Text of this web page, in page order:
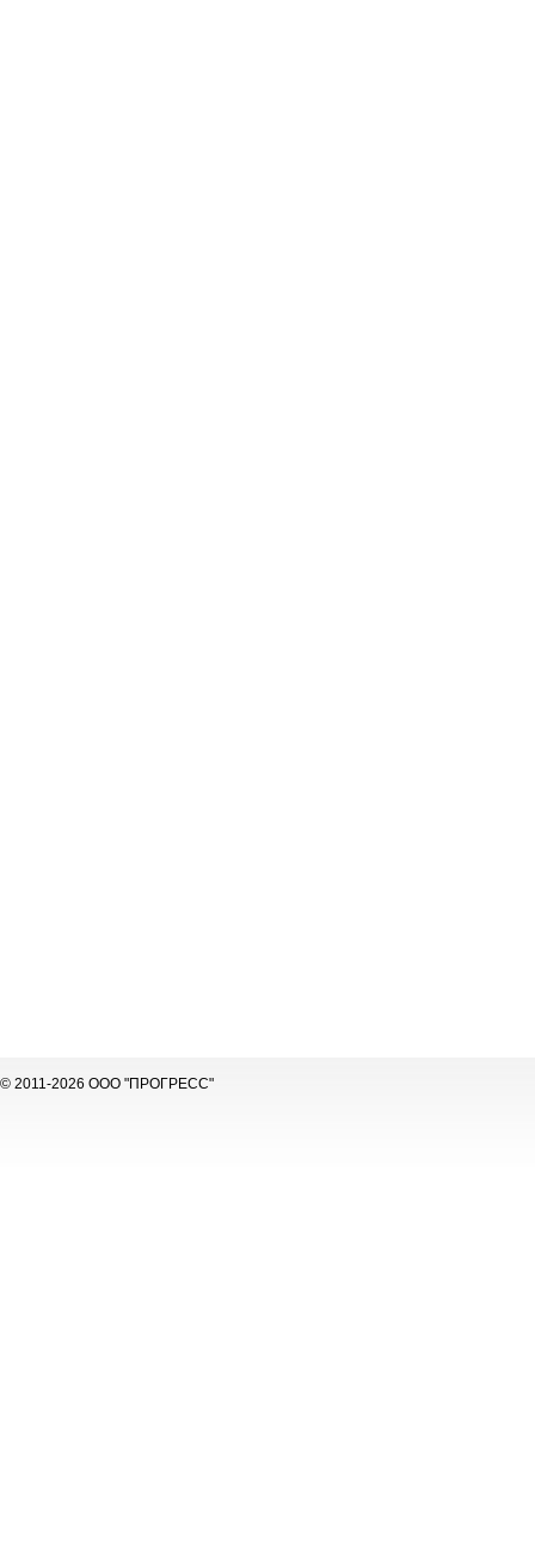
© 2011-2026 ООО "ПРОГРЕСС"